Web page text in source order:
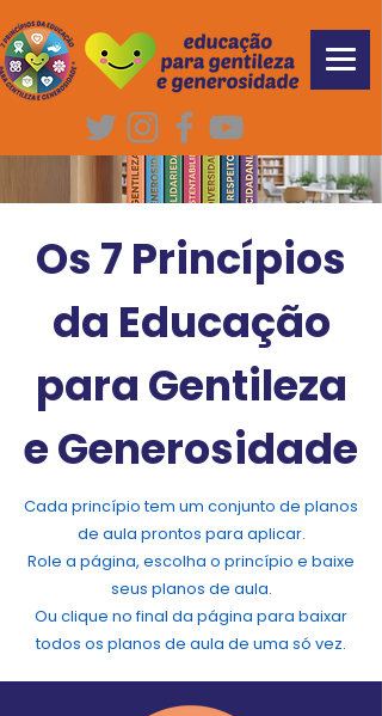
Os 7 Princípios
da Educação
para Gentileza
e Generosidade
Cada princípio tem um conjunto de planos
de aula prontos para aplicar.
Role a página, escolha o princípio e baixe
seus planos de aula.
Ou clique no final da página para baixar
todos os planos de aula de uma só vez.